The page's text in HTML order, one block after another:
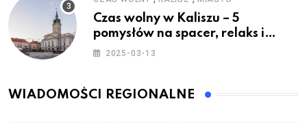
Czas wolny w Kaliszu – 5
pomysłów na spacer, relaks i
rodzinne atrakcje
2025-03-13
WIADOMOŚCI REGIONALNE